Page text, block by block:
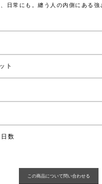
日常にも。纏う人の内側にある強
ト
数